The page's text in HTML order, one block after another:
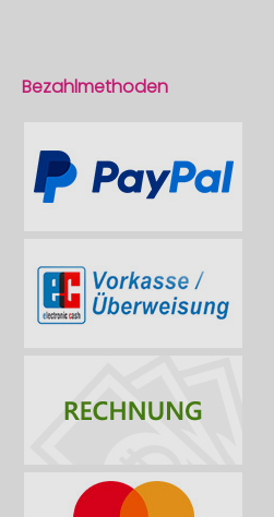
Bezahlmethoden